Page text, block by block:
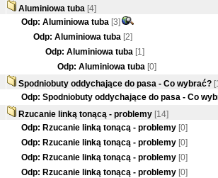
Aluminiowa tuba [4]
Odp: Aluminiowa tuba [3]
Odp: Aluminiowa tuba [2]
Odp: Aluminiowa tuba [1]
Odp: Aluminiowa tuba [0]
Spodniobuty oddychające do pasa - Co wybrać?
Odp: Spodniobuty oddychające do pasa - Co
Rzucanie linką tonącą - problemy [14]
Odp: Rzucanie linką tonącą - problemy [0]
Odp: Rzucanie linką tonącą - problemy [0]
Odp: Rzucanie linką tonącą - problemy [0]
Odp: Rzucanie linką tonącą - problemy [0]